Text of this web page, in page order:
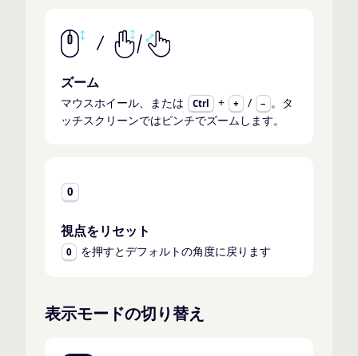
ズーム
マウスホイール、または Ctrl + + / − 。タ
ッチスクリーンではピンチでズームします。
0
視点をリセット
0 を押すとデフォルトの角度に戻ります
表示モードの切り替え